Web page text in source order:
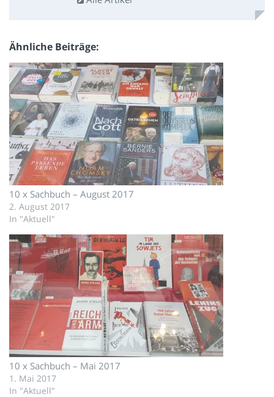
Ähnliche Beiträge
10 x Sachbuch – August 2017
2. August 2017
In "Aktuell"
10 x Sachbuch – Mai 2017
1. Mai 2017
In "Aktuell"